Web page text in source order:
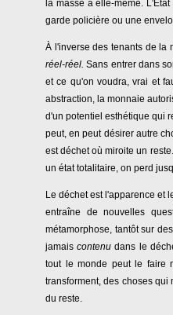
la masse à elle-même.
garde policière ou une
À l'inverse des tenants de la
réel-réel.Sans entrer dans
et ce qu'on voudra, vrai et
abstraction, la monnaie
d'un potentiel esthétique qui
peut, en peut désirer autre
est déchet où miroite un
un état totalitaire, on perd
Le déchet est l'apparence et
entraîne de nouvelles
métamorphose, tantôt sur
jamaiscontenudans le
tout le monde peut le faire
transforment, des choses
du reste.